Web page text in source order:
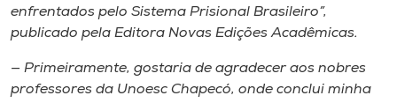
Selecione
enfrentados pelo Sistema Prisional Brasileiro”,
publicado pela Editora Novas Edições Acadêmicas.
— Primeiramente, gostaria de agradecer aos nobres
professores da Unoesc Chapecó, onde conclui minha